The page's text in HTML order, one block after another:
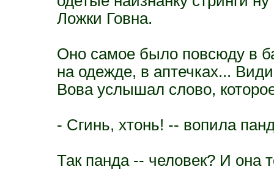
Ложки Говна.
Оно самое было повсюду в
на одежде, в аптечках...
Вова услышал слово,
- Сгинь, хтонь! -- вопила
Так панда -- человек? И она